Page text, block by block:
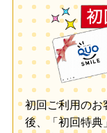
初回ご利用のお
後、「初回特典